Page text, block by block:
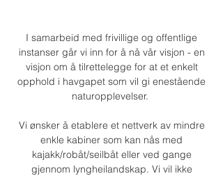
I samarbeid med frivillige og offentlige
instanser går vi inn for å nå vår visjon - en
visjon om å tilrettelegge for at et enkelt
opphold i havgapet som vil gi enestående
naturopplevelser.
Vi ønsker å etablere et nettverk av mindre
enkle kabiner som kan nås med
kajakk/robåt/seilbåt eller ved gange
gjennom lyngheilandskap. Vi vil ikke